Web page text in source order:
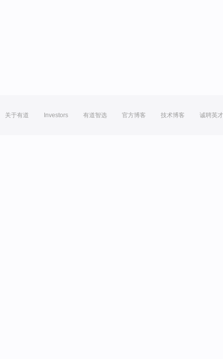
关于有道 Investors 有道智选 官方博客 技术博客 诚聘英才